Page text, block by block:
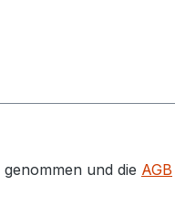
und die AGB